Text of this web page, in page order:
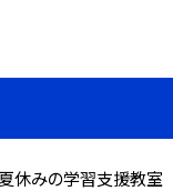
休みの学習支援教室